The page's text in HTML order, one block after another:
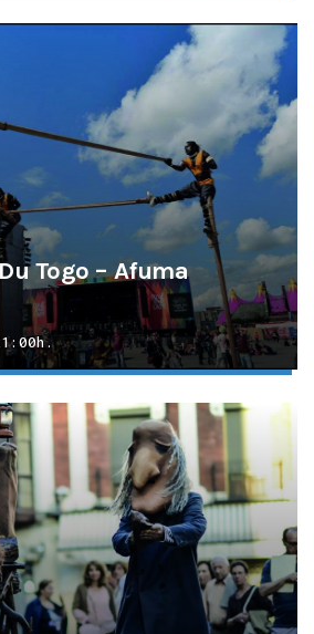
Togo – Afuma